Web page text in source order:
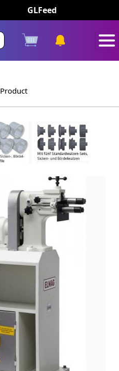
GLFeed
Product